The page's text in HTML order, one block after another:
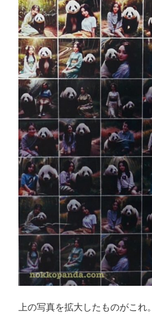
上の写真を拡大したものがこれ。